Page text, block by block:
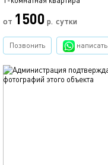
от 1500 р. сутки
Позвонить написать